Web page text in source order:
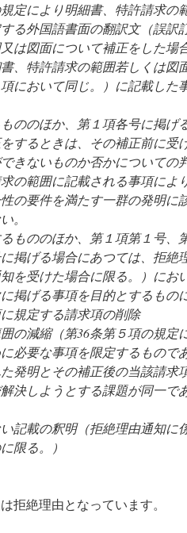
定により明細書、特許請求の
る外国語書面の翻訳文（誤訳
は図面について補正をした場
、特許請求の範囲若しくは図
において同じ。）に記載した
ののほか、第１項各号に掲げ
するときは、その補正前に受
きないものか否かについての
の範囲に記載される事項によ
の要件を満たす一群の発明に
。
もののほか、第１項第１号、
掲げる場合にあつては、拒絶
を受けた場合に限る。）にお
掲げる事項を目的とするもの
規定する請求項の削除
減縮（第36条第５項の規定
必要な事項を限定するもので
発明とその補正後の当該請求
決しようとする課題が同一で
載の釈明（拒絶理由通知に
限る。）
拒絶理由となっています。